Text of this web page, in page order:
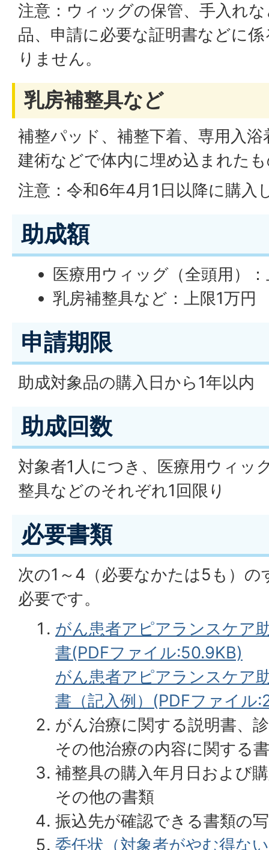
注意：ウィッグの保管、手入れ
品、申請に必要な証明書などに
りません。
乳房補整具など
補整パッド、補整下着、専用入
建術などで体内に埋め込まれた
注意：令和6年4月1日以降に購入
助成額
医療用ウィッグ（全頭用）
乳房補整具など：上限1万円
申請期限
助成対象品の購入日から1年以内
助成回数
対象者1人につき、医療用ウィッ
整具などのそれぞれ1回限り
必要書類
次の1～4（必要なかたは5も）の
必要です。
がん患者アピアランスケア
書(PDFファイル:50.9KB)
がん患者アピアランスケア
書（記入例）(PDFファイル
がん治療に関する説明書、
その他治療の内容に関する
補整具の購入年月日および
その他の書類
振込先が確認できる書類の
委任状（対象者がやむ得な